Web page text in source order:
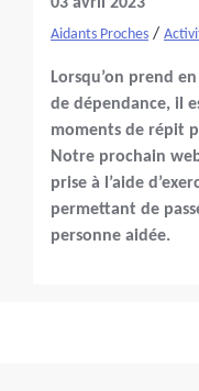
03 avril 2023
Aidants Proches /
Lorsqu’on prend
de dépendance, il
moments de répit
Notre prochain
prise à l’aide
permettant de
personne aidée.